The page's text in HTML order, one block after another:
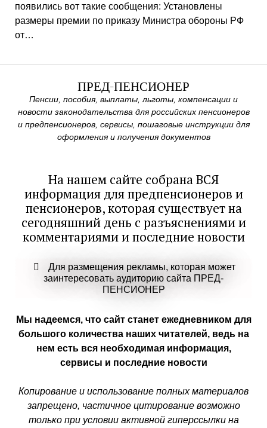
появились вот такие сообщения: Установлены
размеры премии по приказу Министра обороны РФ
от…
ПРЕД-ПЕНСИОНЕР
Пенсии, пособия, выплаты, льготы, компенсации и
новости законодательства для российских пенсионеров
и предпенсионеров, сервисы, пошаговые инструкции для
оформления и получения документов
На нашем сайте собрана ВСЯ
информация для предпенсионеров и
пенсионеров, которая существует на
сегодняшний день с разъяснениями и
комментариями и последние новости
Для размещения рекламы, которая может
заинтересовать аудиторию сайта ПРЕД-
ПЕНСИОНЕР
Мы надеемся, что сайт станет ежедневником для
большого количества наших читателей, ведь на
нем есть вся необходимая информация,
сервисы и последние новости
Копирование и использование полных материалов
запрещено, частичное цитирование возможно
только при условии активной гиперссылки на